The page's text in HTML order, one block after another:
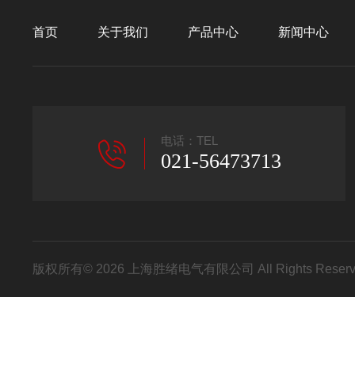
首页 关于我们 产品中心 新闻中心
电话：TEL
021-56473713
版权所有© 2026 上海胜绪电气有限公司 All Rights